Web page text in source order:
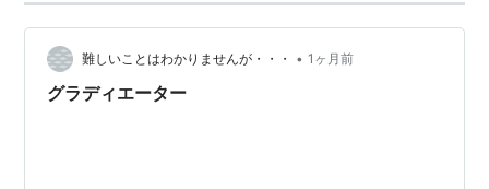
脚本：デヴィッド・フランゾーニ、ジョン・ローガ
原案：デヴィッド・フランゾーニ
撮影： ジョン・マシソン
難しいことはわかりませんが・・・ • 1ヶ月前
グラディエーター